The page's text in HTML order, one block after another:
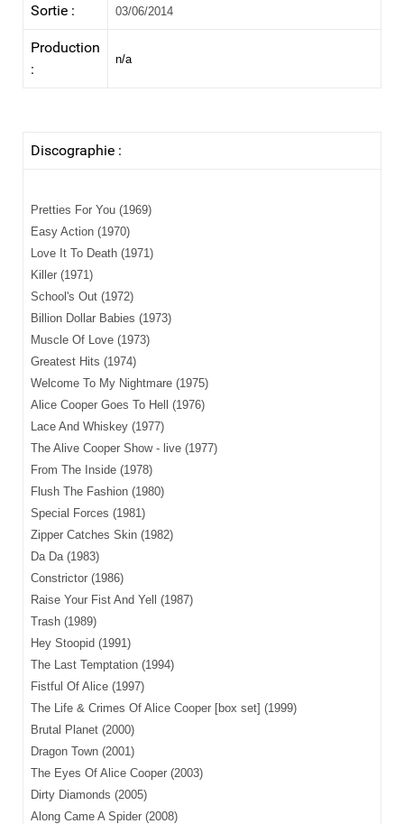
Sortie : 03/06/2014
Production
:
n/a
Discographie :
Pretties For You (1969)
Easy Action (1970)
Love It To Death (1971)
Killer (1971)
School's Out (1972)
Billion Dollar Babies (1973)
Muscle Of Love (1973)
Greatest Hits (1974)
Welcome To My Nightmare (1975)
Alice Cooper Goes To Hell (1976)
Lace And Whiskey (1977)
The Alive Cooper Show - live (1977)
From The Inside (1978)
Flush The Fashion (1980)
Special Forces (1981)
Zipper Catches Skin (1982)
Da Da (1983)
Constrictor (1986)
Raise Your Fist And Yell (1987)
Trash (1989)
Hey Stoopid (1991)
The Last Temptation (1994)
Fistful Of Alice (1997)
The Life & Crimes Of Alice Cooper [box set] (1999)
Brutal Planet (2000)
Dragon Town (2001)
The Eyes Of Alice Cooper (2003)
Dirty Diamonds (2005)
Along Came A Spider (2008)